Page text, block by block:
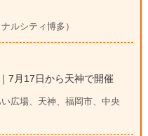
ルシティ博多）
7月17日から天神で開催
広場、天神、福岡市、中央